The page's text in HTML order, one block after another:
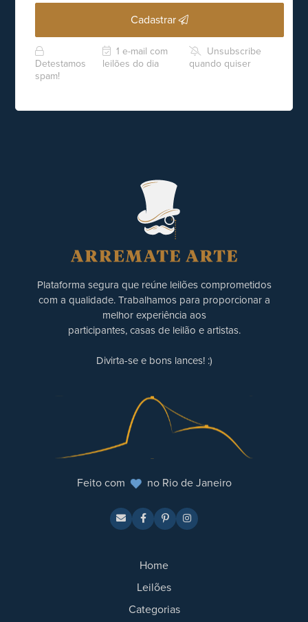
Cadastrar
Detestamos
spam!
1 e-mail com
leilões do dia
Unsubscribe
quando quiser
Plataforma segura que reúne leilões comprometidos
com a qualidade. Trabalhamos para proporcionar a
melhor experiência aos
participantes, casas de leilão e artistas.
Divirta-se e bons lances! :)
Feito com no Rio de Janeiro
Home
Leilões
Categorias